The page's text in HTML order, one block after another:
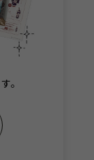
。